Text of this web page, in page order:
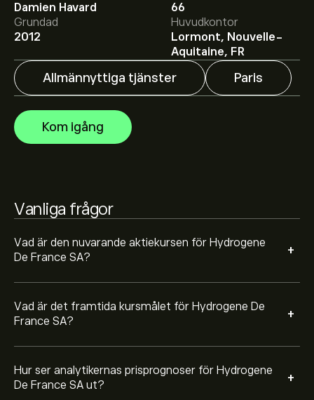
Damien Havard
66
Grundad
2012
Huvudkontor
Lormont, Nouvelle-
Aquitaine, FR
Allmännyttiga tjänster Paris
Kom igång
Vanliga frågor
Vad är den nuvarande aktiekursen för Hydrogene
De France SA?
+
Vad är det framtida kursmålet för Hydrogene De
France SA?
+
Det genomsnittliga kursmålet för Hydrogene De France
SA är 2.740‎€‎.
hos eToro för att få
detaljerade prisprognoser och kursmål från
framstående aktieanalytiker.
Hur ser analytikernas prisprognoser för Hydrogene
De France SA ut?
+
Aktieanalytiker erbjuder prisprognoser för Hydrogene
De France SA baserat på marknadstrender, finansiella
rapporter och förväntad tillväxt. Se den senaste
prognosen för framtida prisrörelser.
Börsvärdet för Hydrogene De France SA är 39.74M‎€‎